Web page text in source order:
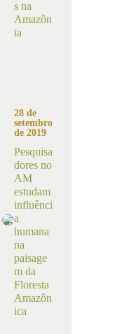
s na
Amazôn
ia
28 de
setembro
de 2019
Pesquisa
dores no
AM
estudam
influênci
a
humana
na
paisage
m da
Floresta
Amazôn
ica